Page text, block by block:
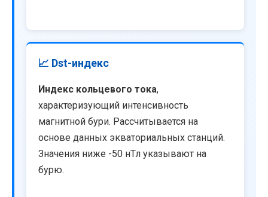
📈 Dst-индекс
Индекс кольцевого тока,
характеризующий интенсивность
магнитной бури. Рассчитывается на
основе данных экваториальных станций.
Значения ниже -50 нТл указывают на
бурю.